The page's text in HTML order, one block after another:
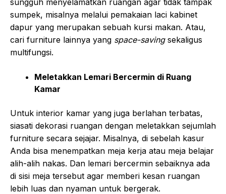
sumpek, misalnya melalui pemakaian laci kabinet
dapur yang merupakan sebuah kursi makan. Atau,
cari furniture lainnya yang space-saving sekaligus
multifungsi.
Meletakkan Lemari Bercermin di Ruang
Kamar
Untuk interior kamar yang juga berlahan terbatas,
siasati dekorasi ruangan dengan meletakkan sejumlah
furniture secara sejajar. Misalnya, di sebelah kasur
Anda bisa menempatkan meja kerja atau meja belajar
alih-alih nakas. Dan lemari bercermin sebaiknya ada
di sisi meja tersebut agar memberi kesan ruangan
lebih luas dan nyaman untuk bergerak.